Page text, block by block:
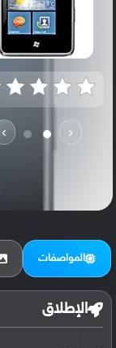
‹
›
المواصفات
الإطلاق